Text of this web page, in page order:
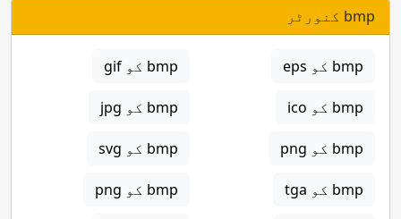
bmp کنورٹر
bmp کو eps bmp کو gif
bmp کو ico bmp کو jpg
bmp کو png bmp کو svg
bmp کو tga bmp کو png